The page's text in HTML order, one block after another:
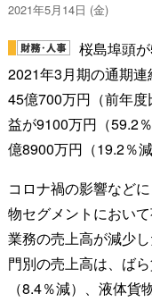
2021年5月14日 (金)
桜島埠頭
2021年3月期の通期
45億700万円（前年
益が9100万円（59.2
億8900万円（19.2％減
コロナ禍の影響など
物セグメントにおい
業務の売上高が減少
門別の売上高は、ば
（8.4％減）、液体